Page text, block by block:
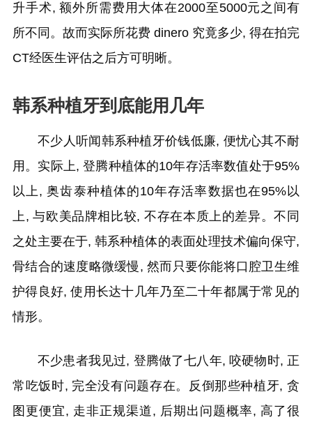
升手术, 额外所需费用大体在2000至5000元之间有
所不同。故而实际所花费 dinero 究竟多少, 得在拍完
CT经医生评估之后方可明晰。
韩系种植牙到底能用几年
不少人听闻韩系种植牙价钱低廉, 便忧心其不耐
用。实际上, 登腾种植体的10年存活率数值处于95%
以上, 奥齿泰种植体的10年存活率数据也在95%以
上, 与欧美品牌相比较, 不存在本质上的差异。不同
之处主要在于, 韩系种植体的表面处理技术偏向保守,
骨结合的速度略微缓慢, 然而只要你能将口腔卫生维
护得良好, 使用长达十几年乃至二十年都属于常见的
情形。
不少患者我见过, 登腾做了七八年, 咬硬物时, 正
常吃饭时, 完全没有问题存在。反倒那些种植牙, 贪
图更便宜, 走非正规渠道, 后期出问题概率, 高了很